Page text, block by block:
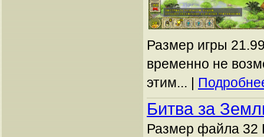
Размер игры
временно не
этим... |
Битва за
Размер файла 32